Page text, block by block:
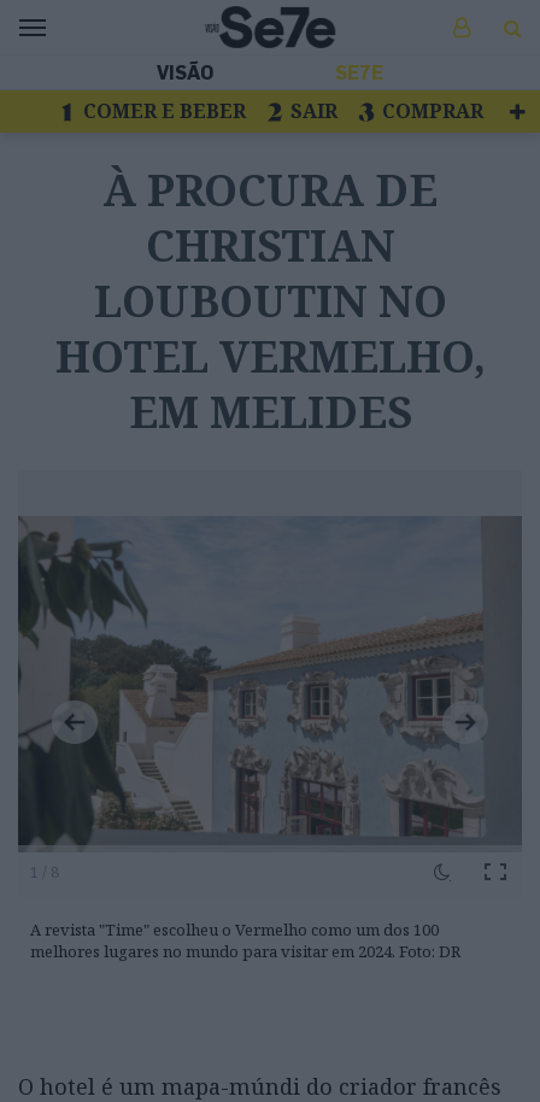
VISÃO SE7E
COMER E BEBER SAIR
COMPRAR
ESCAPAR
À PROCURA DE
CHRISTIAN
LOUBOUTIN NO
HOTEL VERMELHO,
EM MELIDES
1 / 8
A revista "Time" escolheu o Vermelho como um dos 100
melhores lugares no mundo para visitar em 2024. Foto: DR
O hotel é um mapa-múndi do criador francês